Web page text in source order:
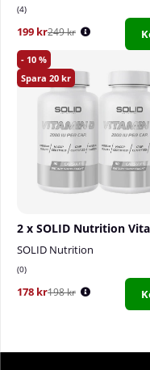
4
199 kr249 kr
10
20
SOLID Nutrition
0
178 kr198 kr